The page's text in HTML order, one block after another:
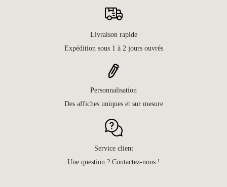
Livraison rapide
Expédition sous 1 à 2 jours ouvrés
Personnalisation
Des affiches uniques et sur mesure
Service client
Une question ? Contactez-nous !